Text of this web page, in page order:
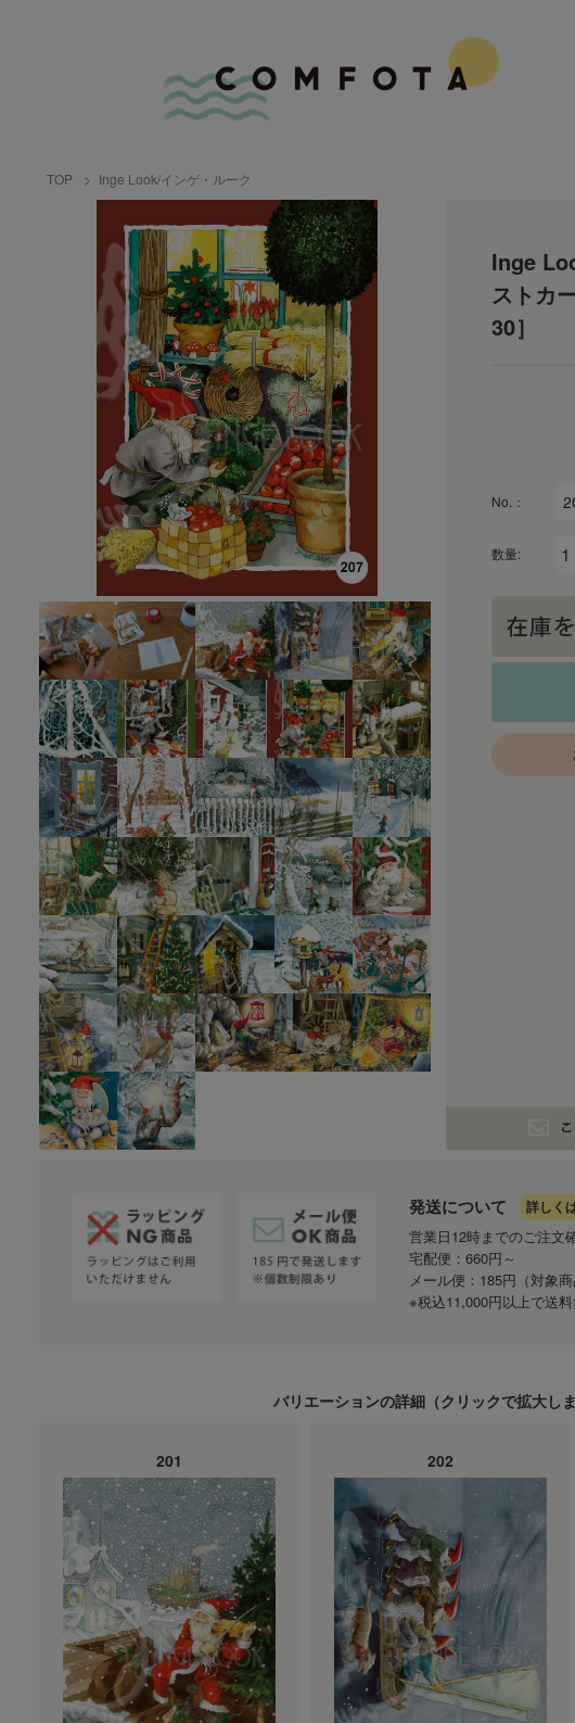
TOP Inge Look/インゲ・ルーク
Inge
ストカ
30］
No.：
数量:
発送について 詳しく
営業日12時までのご注文
宅配便：660円～
メール便：185円（対象
※税込11,000円以上で送
バリエーションの詳細（クリックで拡大し
201 202